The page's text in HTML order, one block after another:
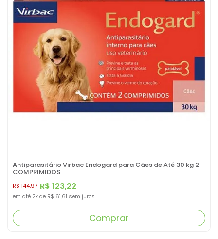
Antiparasitário Virbac Endogard para Cães de Até 30 kg 2
COMPRIMIDOS
R$ 123,22
R$ 144,97
em até 2x de R$ 61,61 sem juros
Comprar